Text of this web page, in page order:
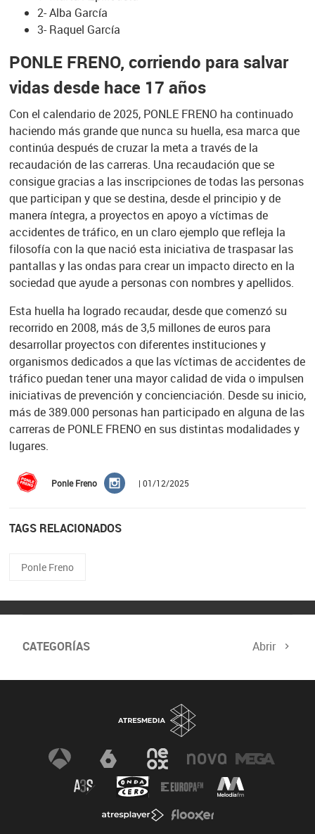
2- Alba García
3- Raquel García
PONLE FRENO, corriendo para salvar
vidas desde hace 17 años
Con el calendario de 2025, PONLE FRENO ha continuado
haciendo más grande que nunca su huella, esa marca que
continúa después de cruzar la meta a través de la
recaudación de las carreras. Una recaudación que se
consigue gracias a las inscripciones de todas las personas
que participan y que se destina, desde el principio y de
manera íntegra, a proyectos en apoyo a víctimas de
accidentes de tráfico, en un claro ejemplo que refleja la
filosofía con la que nació esta iniciativa de traspasar las
pantallas y las ondas para crear un impacto directo en la
sociedad que ayude a personas con nombres y apellidos.
Esta huella ha logrado recaudar, desde que comenzó su
recorrido en 2008, más de 3,5 millones de euros para
desarrollar proyectos con diferentes instituciones y
organismos dedicados a que las víctimas de accidentes de
tráfico puedan tener una mayor calidad de vida o impulsen
iniciativas de prevención y concienciación. Desde su inicio,
más de 389.000 personas han participado en alguna de las
carreras de PONLE FRENO en sus distintas modalidades y
lugares.
Ponle Freno | 01/12/2025
TAGS RELACIONADOS
Ponle Freno
CATEGORÍAS Abrir